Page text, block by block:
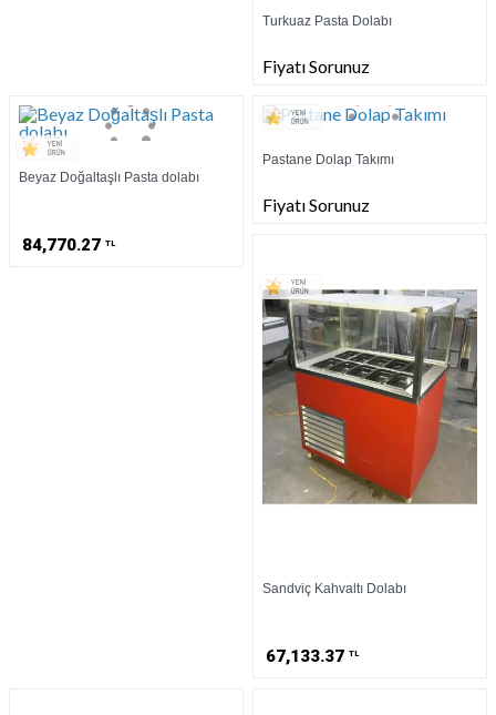
Turkuaz Pasta Dolabı
Fiyatı Sorunuz
Beyaz Doğaltaşlı Pasta dolabı
84,770.27 TL
Pastane Dolap Takımı
Fiyatı Sorunuz
Sandviç Kahvaltı Dolabı
67,133.37 TL